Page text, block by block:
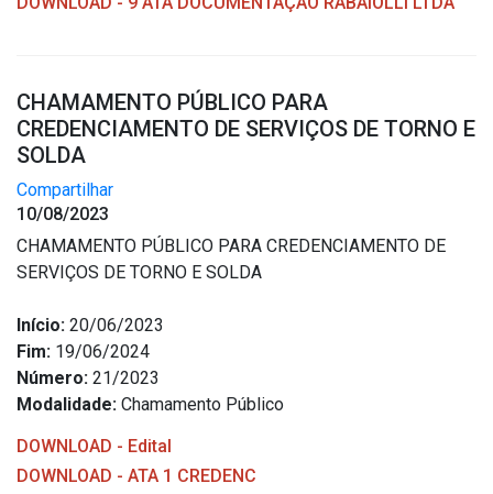
CHAMAMENTO PÚBLICO PARA
CREDENCIAMENTO DE SERVIÇOS DE TORNO E
SOLDA
Compartilhar
10/08/2023
CHAMAMENTO PÚBLICO PARA CREDENCIAMENTO DE
SERVIÇOS DE TORNO E SOLDA
Início: 20/06/2023
Fim: 19/06/2024
Número: 21/2023
Modalidade: Chamamento Público
DOWNLOAD - Edital
DOWNLOAD - ATA 1 CREDENC